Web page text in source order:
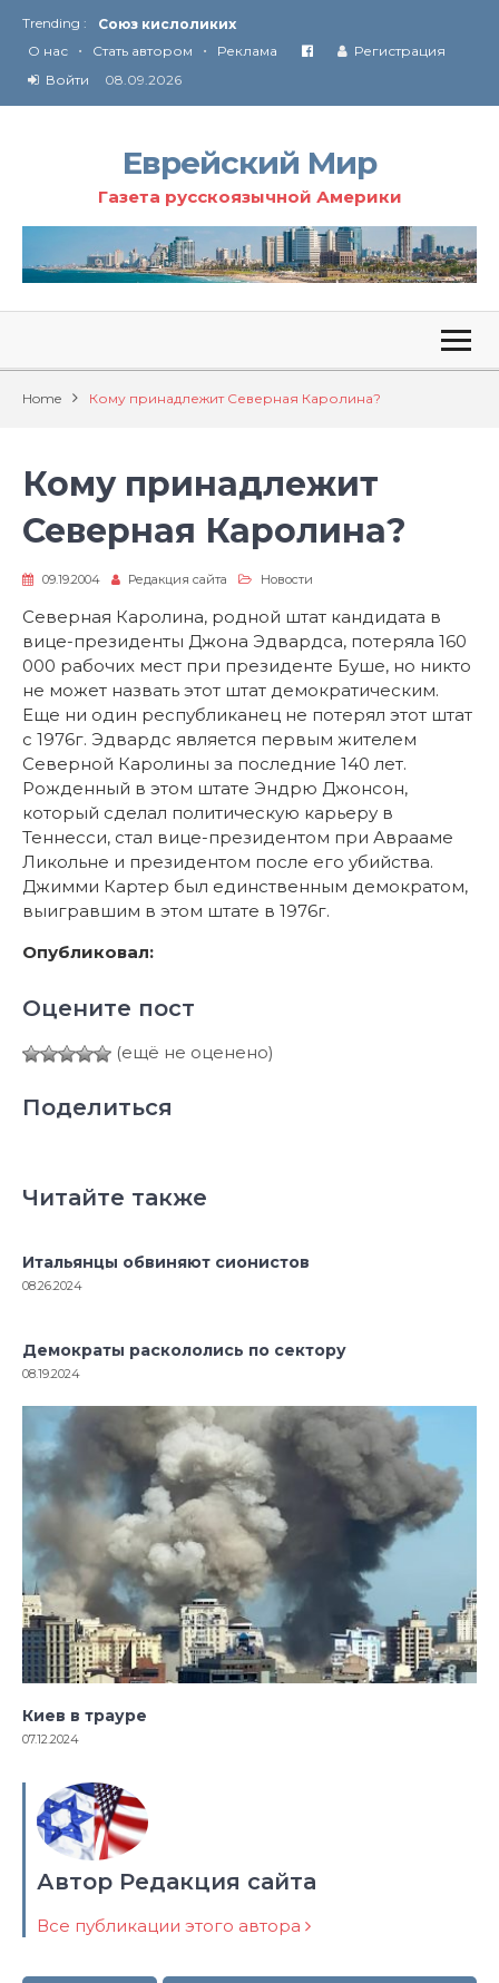
Trending :
Союз кислоликих
Соглашение США с Ираном
Технология Революции в Иране
О нас • Стать автором • Реклама
Регистрация
Войти
08.09.2026
Еврейский Мир
Газета русскоязычной Америки
Home Кому принадлежит Северная Каролина?
Кому принадлежит
Северная Каролина?
09.19.2004 Редакция сайта Новости
Северная Каролина, родной штат кандидата в
вице-президенты Джона Эдвардса, потеряла 160
000 рабочих мест при президенте Буше, но никто
не может назвать этот штат демократическим.
Еще ни один республиканец не потерял этот штат
с 1976г. Эдвардс является первым жителем
Северной Каролины за последние 140 лет.
Рожденный в этом штате Эндрю Джонсон,
который сделал политическую карьеру в
Теннесси, стал вице-президентом при Аврааме
Ликольне и президентом после его убийства.
Джимми Картер был единственным демократом,
выигравшим в этом штате в 1976г.
Опубликовал:
Оцените пост
(ещё не оценено)
Поделиться
Читайте также
Итальянцы обвиняют сионистов
08.26.2024
Демократы раскололись по сектору
08.19.2024
Киев в трауре
07.12.2024
Автор Редакция сайта
Все публикации этого автора